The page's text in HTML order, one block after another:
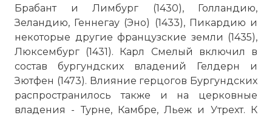
Брабант и Лимбург (1430), Голландию,
Зеландию, Геннегау (Эно) (1433), Пикардию и
некоторые другие французские земли (1435),
Люксембург (1431). Карл Смелый включил в
состав бургундских владений Гелдерн и
Зютфен (1473). Влияние герцогов Бургундских
распространилось также и на церковные
владения - Турне, Камбре, Льеж и Утрехт. К